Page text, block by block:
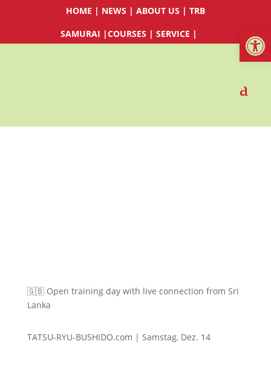
HOME | NEWS | ABOUT US | TRB
SAMURAI |COURSES | SERVICE |
🇬🇧 Open training day with live connection from Sri
Lanka
TATSU-RYU-BUSHIDO.com | Samstag, Dez. 14